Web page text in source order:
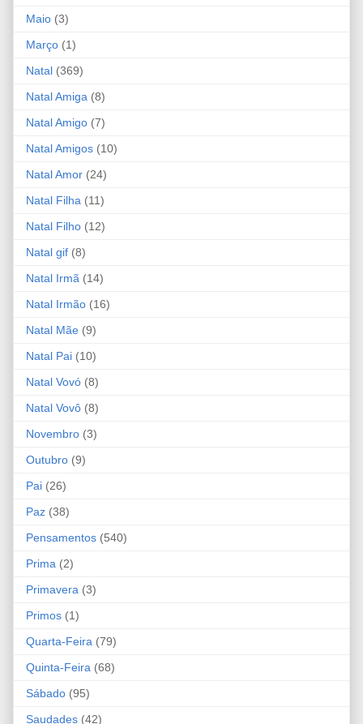
Maio (3)
Março (1)
Natal (369)
Natal Amiga (8)
Natal Amigo (7)
Natal Amigos (10)
Natal Amor (24)
Natal Filha (11)
Natal Filho (12)
Natal gif (8)
Natal Irmã (14)
Natal Irmão (16)
Natal Mãe (9)
Natal Pai (10)
Natal Vovó (8)
Natal Vovô (8)
Novembro (3)
Outubro (9)
Pai (26)
Paz (38)
Pensamentos (540)
Prima (2)
Primavera (3)
Primos (1)
Quarta-Feira (79)
Quinta-Feira (68)
Sábado (95)
Saudades (42)